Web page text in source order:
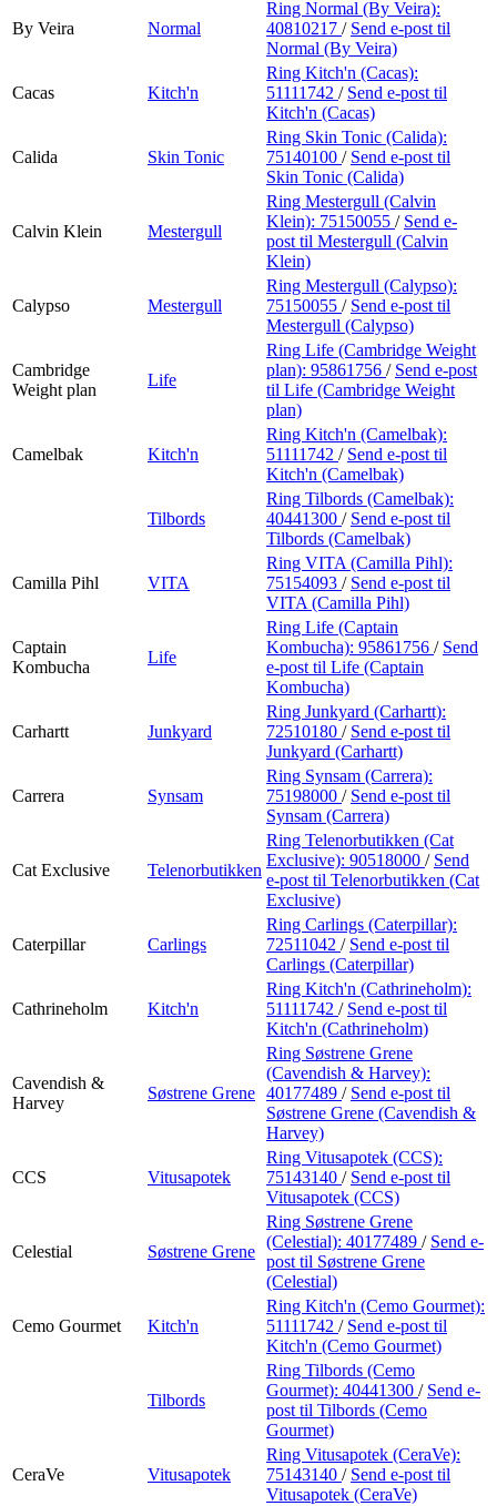
By Veira Normal
Ring Normal (By Veira):
40810217 / Send e-post til
Normal (By Veira)
Cacas Kitch'n
Ring Kitch'n (Cacas):
51111742 / Send e-post til
Kitch'n (Cacas)
Calida Skin Tonic
Ring Skin Tonic (Calida):
75140100 / Send e-post til
Skin Tonic (Calida)
Calvin Klein Mestergull
Ring Mestergull (Calvin
Klein): 75150055 / Send e-
post til Mestergull (Calvin
Klein)
Calypso Mestergull
Ring Mestergull (Calypso):
75150055 / Send e-post til
Mestergull (Calypso)
Cambridge
Weight plan
Life
Ring Life (Cambridge Weight
plan): 95861756 / Send e-post
til Life (Cambridge Weight
plan)
Camelbak Kitch'n
Ring Kitch'n (Camelbak):
51111742 / Send e-post til
Kitch'n (Camelbak)
Tilbords
Ring Tilbords (Camelbak):
40441300 / Send e-post til
Tilbords (Camelbak)
Camilla Pihl VITA
Ring VITA (Camilla Pihl):
75154093 / Send e-post til
VITA (Camilla Pihl)
Captain
Kombucha
Life
Ring Life (Captain
Kombucha): 95861756 / Send
e-post til Life (Captain
Kombucha)
Carhartt Junkyard
Ring Junkyard (Carhartt):
72510180 / Send e-post til
Junkyard (Carhartt)
Carrera Synsam
Ring Synsam (Carrera):
75198000 / Send e-post til
Synsam (Carrera)
Cat Exclusive Telenorbutikken
Ring Telenorbutikken (Cat
Exclusive): 90518000 / Send
e-post til Telenorbutikken (Cat
Exclusive)
Caterpillar Carlings
Ring Carlings (Caterpillar):
72511042 / Send e-post til
Carlings (Caterpillar)
Cathrineholm Kitch'n
Ring Kitch'n (Cathrineholm):
51111742 / Send e-post til
Kitch'n (Cathrineholm)
Cavendish &
Harvey
Søstrene Grene
Ring Søstrene Grene
(Cavendish & Harvey):
40177489 / Send e-post til
Søstrene Grene (Cavendish &
Harvey)
CCS Vitusapotek
Ring Vitusapotek (CCS):
75143140 / Send e-post til
Vitusapotek (CCS)
Celestial Søstrene Grene
Ring Søstrene Grene
(Celestial): 40177489 / Send e-
post til Søstrene Grene
(Celestial)
Cemo Gourmet Kitch'n
Ring Kitch'n (Cemo Gourmet):
51111742 / Send e-post til
Kitch'n (Cemo Gourmet)
Tilbords
Ring Tilbords (Cemo
Gourmet): 40441300 / Send e-
post til Tilbords (Cemo
Gourmet)
CeraVe Vitusapotek
Ring Vitusapotek (CeraVe):
75143140 / Send e-post til
Vitusapotek (CeraVe)